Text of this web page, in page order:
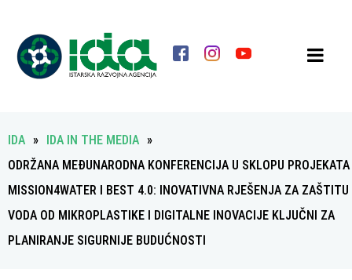
IDA » IDA IN THE MEDIA »
ODRŽANA MEĐUNARODNA KONFERENCIJA U SKLOPU PROJEKATA
MISSION4WATER I BEST 4.0: INOVATIVNA RJEŠENJA ZA ZAŠTITU
VODA OD MIKROPLASTIKE I DIGITALNE INOVACIJE KLJUČNI ZA
PLANIRANJE SIGURNIJE BUDUĆNOSTI